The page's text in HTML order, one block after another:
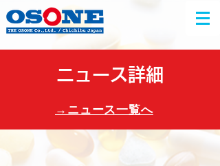
ニュース詳細
​→ニュース一覧へ